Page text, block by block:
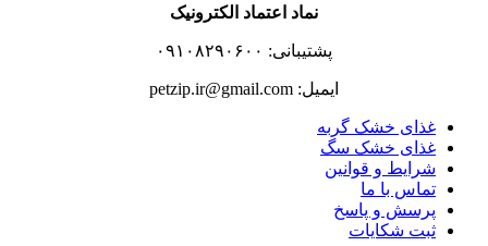
نماد اعتماد الکترونیک
پشتیبانی: ۰۹۱۰۸۲۹۰۶۰۰
ایمیل: petzip.ir@gmail.com
غذای خشک گربه
غذای خشک سگ
شرایط و قوانین
تماس با ما
پرسش و پاسخ
ثبت شکایات